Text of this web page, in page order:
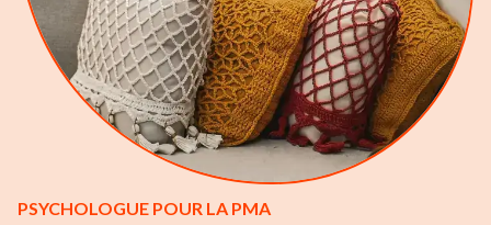
PSYCHOLOGUE POUR LA PMA